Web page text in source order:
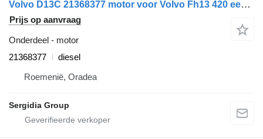
Volvo D13C 21368377 motor voor Volvo Fh13 420 eev trekker
Prijs op aanvraag
Onderdeel - motor
21368377
diesel
Roemenië, Oradea
Sergidia Group